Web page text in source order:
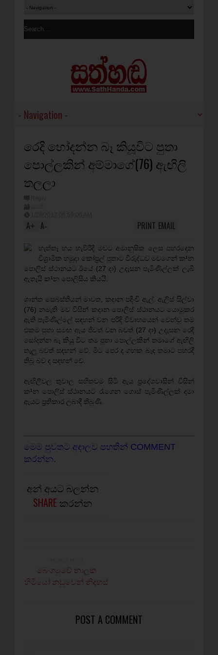
රෙදි හෝදන්න බෑ කියූවිට පුතා
පොල්ලකින් අම්මාගේ(76) ඇඟිලි
තලලා
A+ A- EMAIL
PRINT
හැත්තෑ හය හැවිරිදි මවට අමානුෂික ලෙස පහරදෙන
විශ්‍රාමික හමුදා කෝප්‍රල් පුතාට විරුද්ධව මවගෙන් ක¹න
පොලිස්‌ ස්‌ථානයට ඊයේ (27 දා) උදැසන පැමිණිල්ලක්‌ ලැබී
ඇතැයි ක¹න පොලිසිය කියයි.
ශාන්ත සෙබස්‌තියන් මාවත, කඳාන පදිංචි ඇල්. ඇලිස්‌ සිල්වා
(76) නමැති මව විසින් කඳාන පොලිස්‌ ස්‌ථානයට යොමුකර
ඇති පැමිණිල්ලේ සඳහන් වන පරිදි විවාහයෙන් වෙන්වූ තම
එකම පුතා සමඟ ඇය ජීවත් වන බවත් (27 දා) උදැසන රෙදි
සෝදන්න බෑ කියූ විට තම පුතා පොල්ලකින් තමාගේ ඇඟිලි
තැලූ බවත් සඳහන් වේ. මීට පෙර ද ගහක බැඳ තමාට පහරදී
තිබූ බව ද සඳහන් වේ.
ඇඟිලිවල තුවාල සහිතවම සිටි ඇය ප්‍රදේශවාසීන් විසින්
ක¹න පොලිස්‌ ස්‌ථානයට රැගෙන ගොස්‌ පැමිණිල්ලක්‌ දමා
ඇයට ප්‍රතිකාර ලබාදී තිබුණි.
මෙම පුවතට අදාලව පහතින් COMMENT
කරන්න.
අන් අයට බලන්න
SHARE කරන්න
බෙංගමුවේ නාලක
හිමියෝ නඩුවෙන් නිදහස්‌
POST A COMMENT